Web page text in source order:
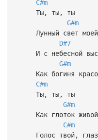
C#m
Ты, ты, ты
G#m
Лунный свет моей
D#7
И с небесной
G#m
Как богиня
C#m
Ты, ты, ты
G#m
Как глоток живой
C#m
Голос твой,